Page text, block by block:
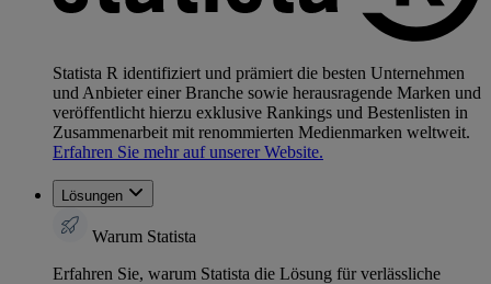
Statista R identifiziert und prämiert die besten Unternehmen
und Anbieter einer Branche sowie herausragende Marken und
veröffentlicht hierzu exklusive Rankings und Bestenlisten in
Zusammenarbeit mit renommierten Medienmarken weltweit.
Erfahren Sie mehr auf unserer Website.
Lösungen
Warum Statista
Erfahren Sie, warum Statista die Lösung für verlässliche